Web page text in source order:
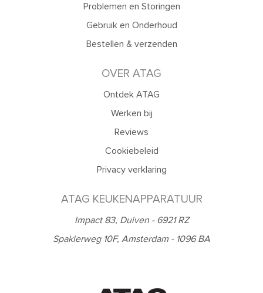
Problemen en Storingen
Gebruik en Onderhoud
Bestellen & verzenden
OVER ATAG
Ontdek ATAG
Werken bij
Reviews
Cookiebeleid
Privacy verklaring
ATAG KEUKENAPPARATUUR
Impact 83, Duiven - 6921 RZ
Spaklerweg 10F, Amsterdam - 1096 BA